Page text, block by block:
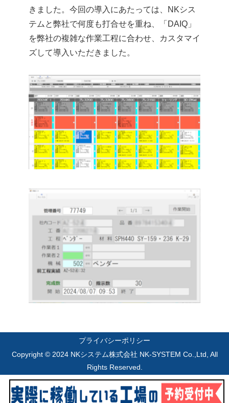
きました。今回の導入にあたっては、NKシス
テムと弊社で何度も打合せを重ね、「DAIQ」
を弊社の複雑な作業工程に合わせ、カスタマイ
ズして導入いただきました。
プライバシーポリシー
Copyright © 2024 NKシステム株式会社 NK-SYSTEM Co.,Ltd, All
Rights Reserved.